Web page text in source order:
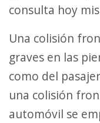
consulta hoy
Una colisión frontal puede causar daños
graves en las
como del
una colisión
automóvil se